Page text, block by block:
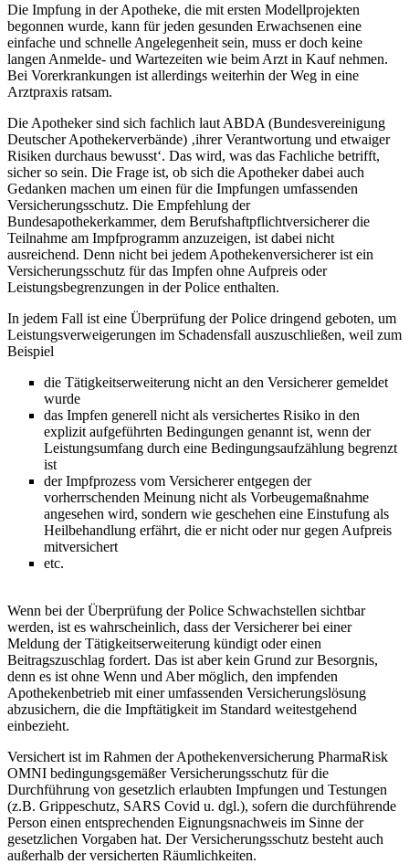
Die Impfung in der Apotheke, die mit ersten Modellprojekten
begonnen wurde, kann für jeden gesunden Erwachsenen eine
einfache und schnelle Angelegenheit sein, muss er doch keine
langen Anmelde- und Wartezeiten wie beim Arzt in Kauf nehmen.
Bei Vorerkrankungen ist allerdings weiterhin der Weg in eine
Arztpraxis ratsam.
Die Apotheker sind sich fachlich laut ABDA (Bundesvereinigung
Deutscher Apothekerverbände) ‚ihrer Verantwortung und etwaiger
Risiken durchaus bewusst‘. Das wird, was das Fachliche betrifft,
sicher so sein. Die Frage ist, ob sich die Apotheker dabei auch
Gedanken machen um einen für die Impfungen umfassenden
Versicherungsschutz. Die Empfehlung der
Bundesapothekerkammer, dem Berufshaftpflichtversicherer die
Teilnahme am Impfprogramm anzuzeigen, ist dabei nicht
ausreichend. Denn nicht bei jedem Apothekenversicherer ist ein
Versicherungsschutz für das Impfen ohne Aufpreis oder
Leistungsbegrenzungen in der Police enthalten.
In jedem Fall ist eine Überprüfung der Police dringend geboten, um
Leistungsverweigerungen im Schadensfall auszuschließen, weil zum
Beispiel
die Tätigkeitserweiterung nicht an den Versicherer gemeldet
wurde
das Impfen generell nicht als versichertes Risiko in den
explizit aufgeführten Bedingungen genannt ist, wenn der
Leistungsumfang durch eine Bedingungsaufzählung begrenzt
ist
der Impfprozess vom Versicherer entgegen der
vorherrschenden Meinung nicht als Vorbeugemaßnahme
angesehen wird, sondern wie geschehen eine Einstufung als
Heilbehandlung erfährt, die er nicht oder nur gegen Aufpreis
mitversichert
etc.
Wenn bei der Überprüfung der Police Schwachstellen sichtbar
werden, ist es wahrscheinlich, dass der Versicherer bei einer
Meldung der Tätigkeitserweiterung kündigt oder einen
Beitragszuschlag fordert. Das ist aber kein Grund zur Besorgnis,
denn es ist ohne Wenn und Aber möglich, den impfenden
Apothekenbetrieb mit einer umfassenden Versicherungslösung
abzusichern, die die Impftätigkeit im Standard weitestgehend
einbezieht.
Versichert ist im Rahmen der Apothekenversicherung PharmaRisk
OMNI bedingungsgemäßer Versicherungsschutz für die
Durchführung von gesetzlich erlaubten Impfungen und Testungen
(z.B. Grippeschutz, SARS Covid u. dgl.), sofern die durchführende
Person einen entsprechenden Eignungsnachweis im Sinne der
gesetzlichen Vorgaben hat. Der Versicherungsschutz besteht auch
außerhalb der versicherten Räumlichkeiten.